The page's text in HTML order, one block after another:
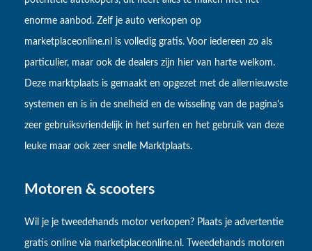
enorme aanbod. Zelf je auto verkopen op
marketplaceonline.nl is volledig gratis. Voor iedereen zo als
particulier, maar ook de dealers zijn hier van harte welkom.
Deze marktplaats is gemaakt en opgezet met de allernieuwste
systemen en is in de snelheid en de wisseling van de pagina's
zeer gebruiksvriendelijk in het surfen en het gebruik van deze
leuke maar ook zeer snelle Marktplaats.
Motoren & scooters
Wil je je tweedehands motor verkopen? Plaats je advertentie
gratis online via marketplaceonline.nl. Tweedehands motoren